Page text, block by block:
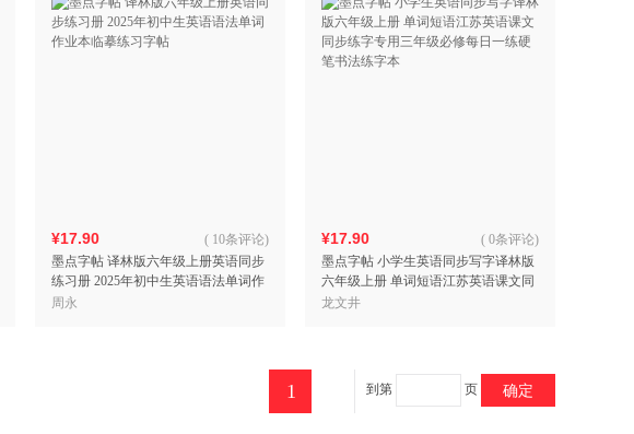
¥17.90
墨点字帖 译林版六年级上册英语同步
练习册 2025年初中生英语语法单词作
业本临摹练习字帖
( 10条评论)
周永
¥17.90
墨点字帖 小学生英语同步写字译林版
六年级上册 单词短语江苏英语课文同
步练字专用三年级必修每日一练硬笔
( 0条评论)
龙文井
到第 页 确定
1